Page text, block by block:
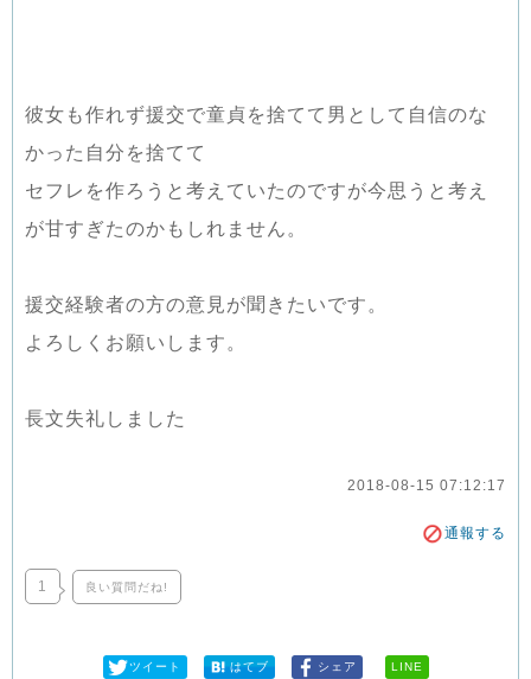
彼女も作れず援交で童貞を捨てて男として自信のな
かった自分を捨てて
セフレを作ろうと考えていたのですが今思うと考え
が甘すぎたのかもしれません。
援交経験者の方の意見が聞きたいです。
よろしくお願いします。
長文失礼しました
2018-08-15 07:12:17
通報する
1 良い質問だね!
ツイート はてブ シェア LINE